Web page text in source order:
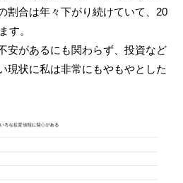
割合は年々下がり続けていて、20
す。
安があるにも関わらず、投資など
現状に私は非常にもやもやとした